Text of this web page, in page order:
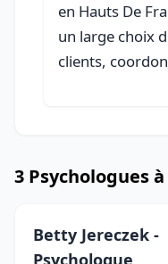
en Hauts De
un large choix
clients,
3 Psychologues
Betty Jereczek -
Psychologue